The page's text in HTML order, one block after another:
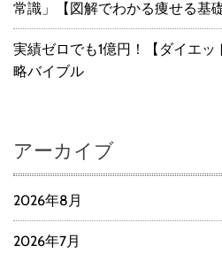
常識」【図解でわかる痩せる基
実績ゼロでも1億円！【ダイエ
略バイブル
アーカイブ
2026年8月
2026年7月